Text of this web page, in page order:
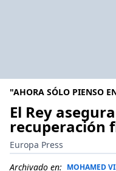
"AHORA SÓLO PIENSO
El Rey
recuperación
Europa Press
Archivado en: MOHAMED VI